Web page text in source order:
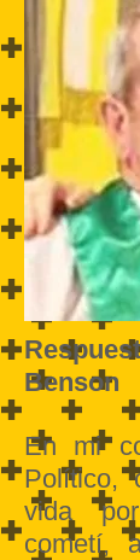
Benson
En mi
Político,
vida
cometí,